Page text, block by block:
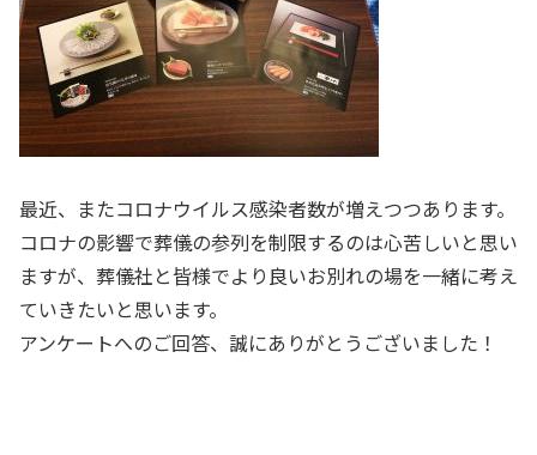
最近、またコロナウイルス感染者数が増えつつあります。
コロナの影響で葬儀の参列を制限するのは心苦しいと思い
ますが、葬儀社と皆様でより良いお別れの場を一緒に考え
ていきたいと思います。
アンケートへのご回答、誠にありがとうございました！